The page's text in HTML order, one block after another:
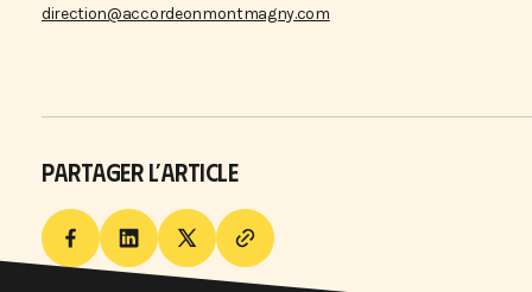
direction@accordeonmontmagny.com
PARTAGER L’ARTICLE